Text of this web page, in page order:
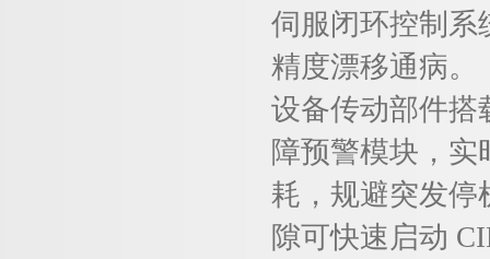
伺服闭环控制系
精度漂移通病。
设备传动部件搭
障预警模块，
耗，规避突发停
隙可快速启动